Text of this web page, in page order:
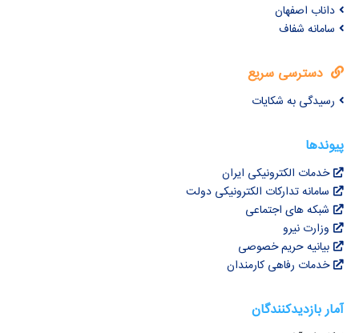
داناب اصفهان
سامانه شفاف
دسترسی سریع
رسیدگی به شکایات
پیوندها
خدمات الکترونیکی ایران
سامانه تدارکات الکترونیکی دولت
شبکه های اجتماعی
وزارت نیرو
بیانیه حریم خصوصی
خدمات رفاهی کارمندان
آمار بازدیدکنندگان